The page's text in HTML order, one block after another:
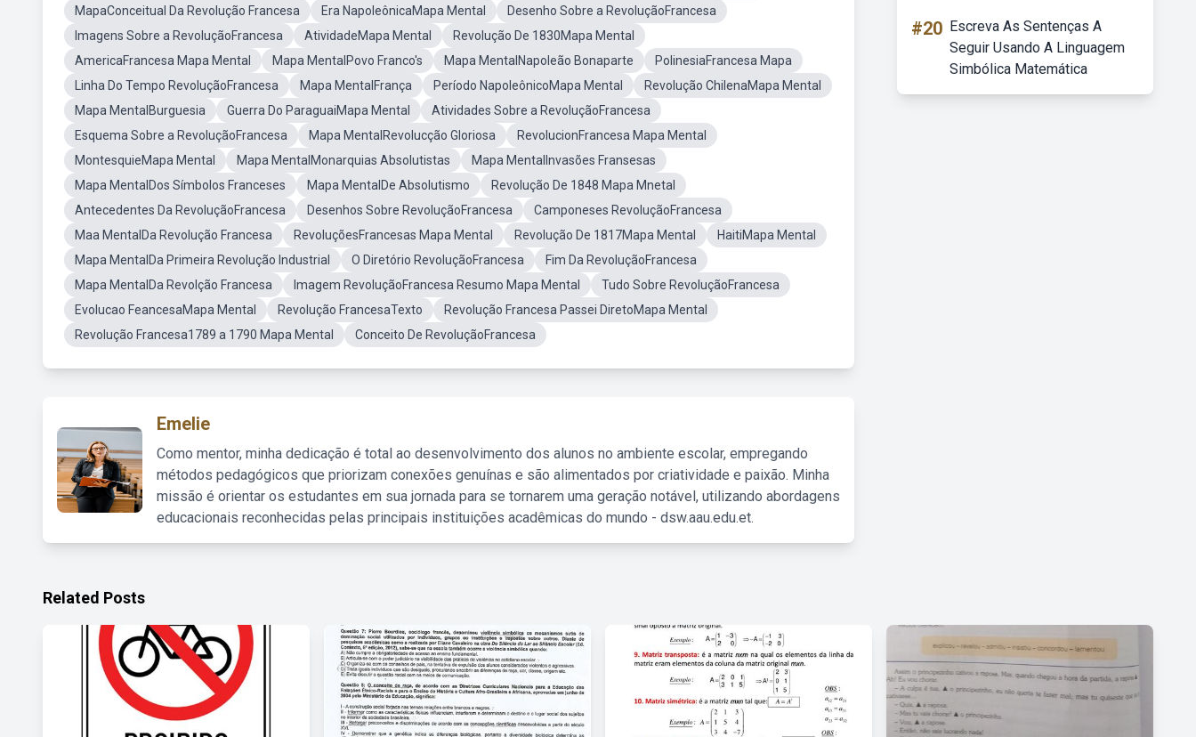
MapaConceitual Da Revolução Francesa
Era NapoleônicaMapa Mental
Desenho Sobre a RevoluçãoFrancesa
Imagens Sobre a RevoluçãoFrancesa
AtividadeMapa Mental
Revolução De 1830Mapa Mental
AmericaFrancesa Mapa Mental
Mapa MentalPovo Franco's Mapa MentalNapoleão Bonaparte
PolinesiaFrancesa Mapa
Linha Do Tempo RevoluçãoFrancesa
Mapa MentalFrança Período NapoleônicoMapa Mental
Revolução ChilenaMapa Mental
Mapa MentalBurguesia
Guerra Do ParaguaiMapa Mental
Atividades Sobre a RevoluçãoFrancesa
Esquema Sobre a RevoluçãoFrancesa
Mapa MentalRevolucção Gloriosa
RevolucionFrancesa Mapa Mental
MontesquieMapa Mental
Mapa MentalMonarquias Absolutistas
Mapa MentalInvasões Fransesas
Mapa MentalDos Símbolos Franceses
Mapa MentalDe Absolutismo
Revolução De 1848 Mapa Mnetal
Antecedentes Da RevoluçãoFrancesa
Desenhos Sobre RevoluçãoFrancesa
Camponeses RevoluçãoFrancesa
Maa MentalDa Revolução Francesa
RevoluçõesFrancesas Mapa Mental Revolução De 1817Mapa Mental
HaitiMapa Mental
Mapa MentalDa Primeira Revolução Industrial
O Diretório RevoluçãoFrancesa
Fim Da RevoluçãoFrancesa
Mapa MentalDa Revolção Francesa
Imagem RevoluçãoFrancesa Resumo Mapa Mental
Tudo Sobre RevoluçãoFrancesa
Evolucao FeancesaMapa Mental
Revolução FrancesaTexto
Revolução Francesa Passei DiretoMapa Mental
Revolução Francesa1789 a 1790 Mapa Mental
Conceito De RevoluçãoFrancesa
Emelie
Como mentor, minha dedicação é total ao desenvolvimento dos alunos no ambiente escolar, empregando
métodos pedagógicos que priorizam conexões genuínas e são alimentados por criatividade e paixão. Minha
missão é orientar os estudantes em sua jornada para se tornarem uma geração notável, utilizando abordagens
educacionais reconhecidas pelas principais instituições acadêmicas do mundo - dsw.aau.edu.et.
#20 Escreva As Sentenças A
Seguir Usando A Linguagem
Simbólica Matemática
Related Posts